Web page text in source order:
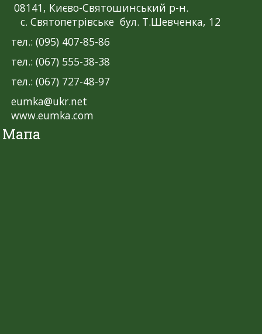
08141, Києво-Святошинський р-н.
с. Святопетрівське бул. Т.Шевченка, 12
тел.: (095) 407-85-86
тел.: (067) 555-38-38
тел.: (067) 727-48-97
eumka@ukr.net
www.eumka.com
Мапа